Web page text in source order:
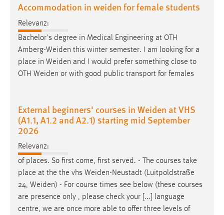
Accommodation in weiden for female students
Relevanz:
Bachelor's degree in Medical Engineering at OTH
Amberg-Weiden this winter semester. I am looking for a
place in Weiden and I would prefer something close to
OTH Weiden or with good public transport for females
External beginners' courses in Weiden at VHS
(A1.1, A1.2 and A2.1) starting mid September
2026
Relevanz:
of places. So first come, first served. - The courses take
place at the the vhs Weiden-Neustadt (Luitpoldstraße
24, Weiden) - For course times see below (these courses
are presence only , please check your [...] language
centre, we are once more able to offer three levels of
chat-frame-style-5e9dbeb1811c0446
Zweck:
Wird benötigt um die Chatfunktion nutzen zu können.
Cookie Laufzeit:
MibewSessionID, mibew-chat-frame-style-
Login
fe_user, be_user, be_lastLoginProvider
Zweck:
Dieser Cookie ist notwendig um sich an der Website
Cookie Laufzeit: